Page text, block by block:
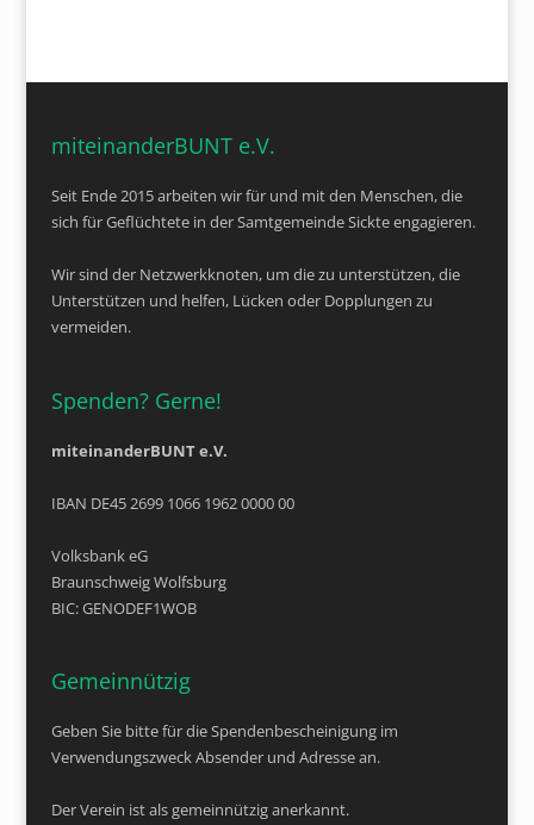
miteinanderBUNT e.V.
Seit Ende 2015 arbeiten wir für und mit den Menschen, die
sich für Geflüchtete in der Samtgemeinde Sickte engagieren.
Wir sind der Netzwerkknoten, um die zu unterstützen, die
Unterstützen und helfen, Lücken oder Dopplungen zu
vermeiden.
Spenden? Gerne!
miteinanderBUNT e.V.
IBAN DE45 2699 1066 1962 0000 00
Volksbank eG
Braunschweig Wolfsburg
BIC: GENODEF1WOB
Gemeinnützig
Geben Sie bitte für die Spendenbescheinigung im
Verwendungszweck Absender und Adresse an.
Der Verein ist als gemeinnützig anerkannt.